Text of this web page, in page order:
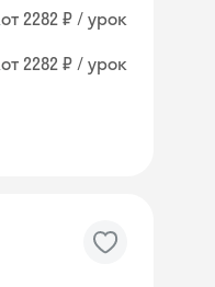
от 2282 ₽ / урок
от 2282 ₽ / урок